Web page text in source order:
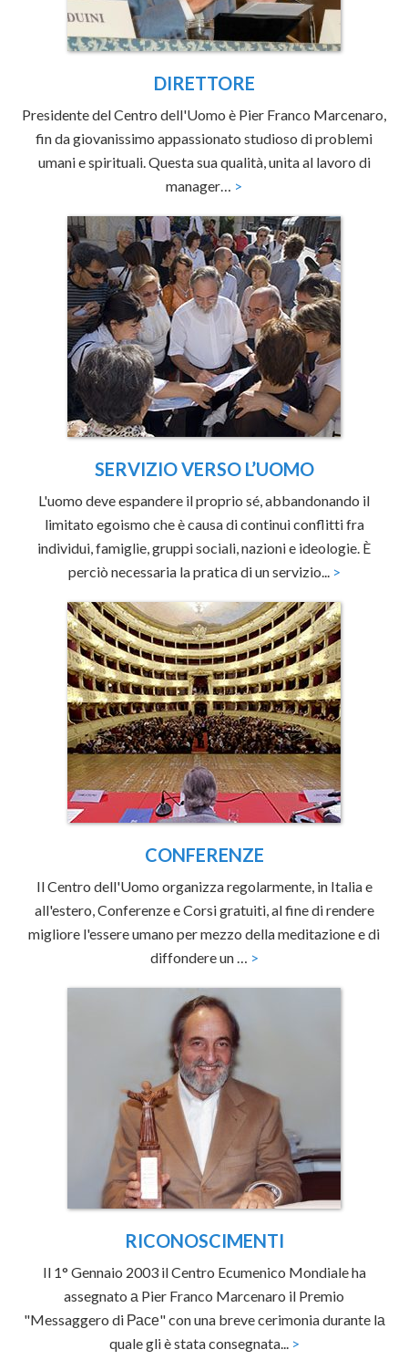
DIRETTORE
Presidente del Centro dell'Uomo è Pier Franco Marcenaro,
fin da giovanissimo appassionato studioso di problemi
umani e spirituali. Questa sua qualità, unita al lavoro di
manager…
>
SERVIZIO VERSO L’UOMO
L'uomo deve espandere il proprio sé, abbandonando il
limitato egoismo che è causa di continui conflitti fra
individui, famiglie, gruppi sociali, nazioni e ideologie. È
perciò necessaria la pratica di un servizio...
>
CONFERENZE
Il Centro dell'Uomo organizza regolarmente, in Italia e
all'estero, Conferenze e Corsi gratuiti, al fine di rendere
migliore l'essere umano per mezzo della meditazione e di
diffondere un …
>
RICONOSCIMENTI
Il 1° Gennaio 2003 il Centro Ecumenico Mondiale ha
assegnato а Pier Franco Marcenaro il Premio
"Messaggero di Расе" con una breve cerimonia durante lа
quale gli è stata consegnata...
>